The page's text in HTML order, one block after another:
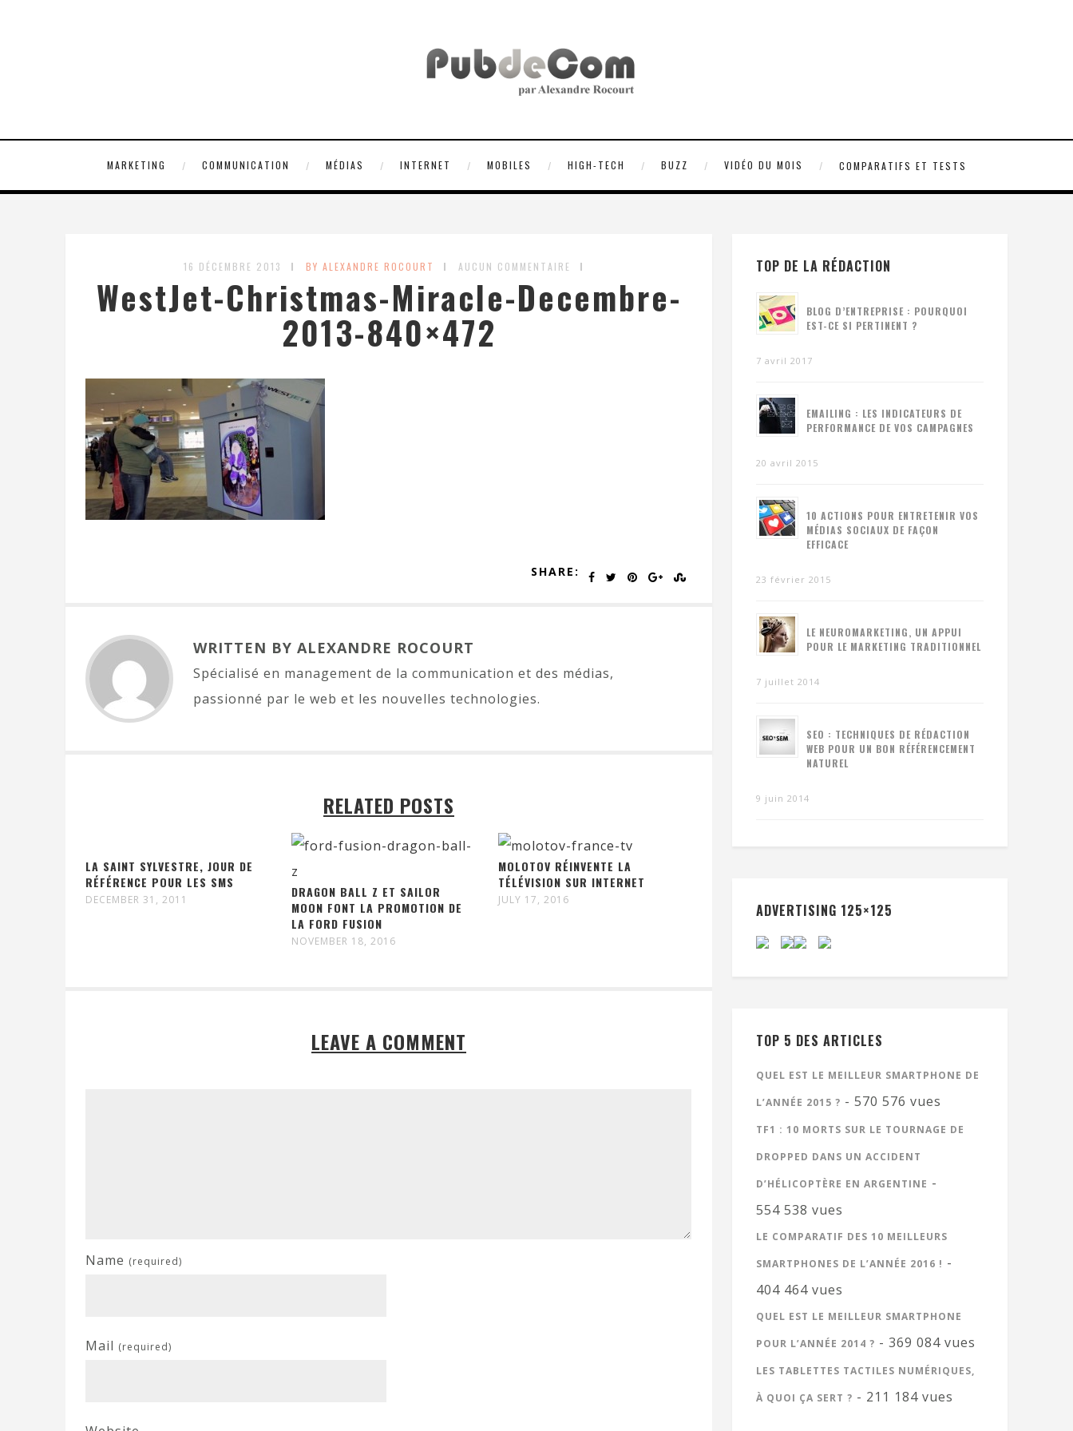
MARKETING COMMUNICATION MÉDIAS INTERNET MOBILES HIGH-TECH BUZZ VIDÉO DU MOIS COMPARATIFS ET TESTS
16 DÉCEMBRE 2013 BY ALEXANDRE ROCOURT AUCUN COMMENTAIRE
WestJet-Christmas-Miracle-Decembre-
2013-840×472
SHARE:
WRITTEN BY ALEXANDRE ROCOURT
Spécialisé en management de la communication et des médias,
passionné par le web et les nouvelles technologies.
RELATED POSTS
LA SAINT SYLVESTRE, JOUR DE
RÉFÉRENCE POUR LES SMS
DECEMBER 31, 2011
DRAGON BALL Z ET SAILOR
MOON FONT LA PROMOTION DE
LA FORD FUSION
NOVEMBER 18, 2016
MOLOTOV RÉINVENTE LA
TÉLÉVISION SUR INTERNET
JULY 17, 2016
LEAVE A COMMENT
Name (required)
Mail (required)
TOP DE LA RÉDACTION
BLOG D’ENTREPRISE : POURQUOI
EST-CE SI PERTINENT ?
7 avril 2017
EMAILING : LES INDICATEURS DE
PERFORMANCE DE VOS CAMPAGNES
20 avril 2015
10 ACTIONS POUR ENTRETENIR VOS
MÉDIAS SOCIAUX DE FAÇON
EFFICACE
23 février 2015
LE NEUROMARKETING, UN APPUI
POUR LE MARKETING TRADITIONNEL
7 juillet 2014
SEO : TECHNIQUES DE RÉDACTION
WEB POUR UN BON RÉFÉRENCEMENT
NATUREL
9 juin 2014
ADVERTISING 125×125
TOP 5 DES ARTICLES
QUEL EST LE MEILLEUR SMARTPHONE DE
L’ANNÉE 2015 ? - 570 576 vues
TF1 : 10 MORTS SUR LE TOURNAGE DE
DROPPED DANS UN ACCIDENT
D’HÉLICOPTÈRE EN ARGENTINE -
554 538 vues
LE COMPARATIF DES 10 MEILLEURS
SMARTPHONES DE L’ANNÉE 2016 ! -
404 464 vues
QUEL EST LE MEILLEUR SMARTPHONE
POUR L’ANNÉE 2014 ? - 369 084 vues
LES TABLETTES TACTILES NUMÉRIQUES,
À QUOI ÇA SERT ? - 211 184 vues